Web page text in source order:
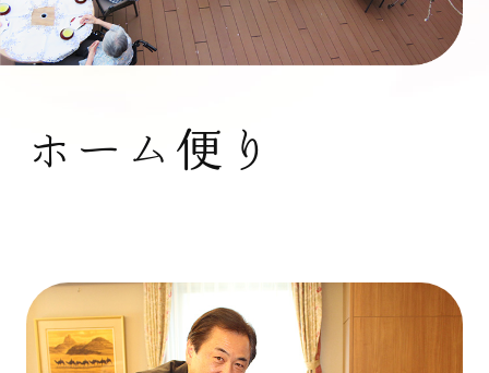
ホーム便り